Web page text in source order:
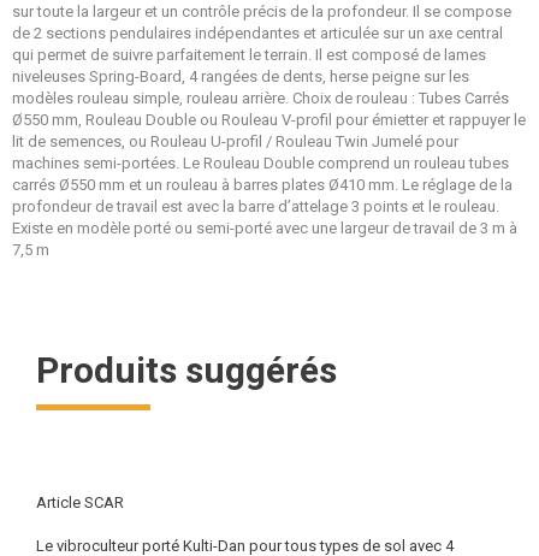
sur toute la largeur et un contrôle précis de la profondeur. Il se compose
de 2 sections pendulaires indépendantes et articulée sur un axe central
qui permet de suivre parfaitement le terrain. Il est composé de lames
niveleuses Spring-Board, 4 rangées de dents, herse peigne sur les
modèles rouleau simple, rouleau arrière. Choix de rouleau : Tubes Carrés
Ø550 mm, Rouleau Double ou Rouleau V-profil pour émietter et rappuyer le
lit de semences, ou Rouleau U-profil / Rouleau Twin Jumelé pour
machines semi-portées. Le Rouleau Double comprend un rouleau tubes
carrés Ø550 mm et un rouleau à barres plates Ø410 mm. Le réglage de la
profondeur de travail est avec la barre d’attelage 3 points et le rouleau.
Existe en modèle porté ou semi-porté avec une largeur de travail de 3 m à
7,5 m
Produits suggérés
Article SCAR
Le vibroculteur porté Kulti-Dan pour tous types de sol avec 4